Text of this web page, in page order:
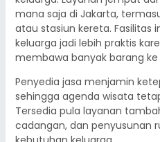
mana saja di Jakarta,
atau stasiun kereta. Fasilitas
keluarga jadi lebih praktis
membawa banyak barang
Penyedia jasa menjamin
sehingga agenda wisata
Tersedia pula layanan
cadangan, dan penyusunan